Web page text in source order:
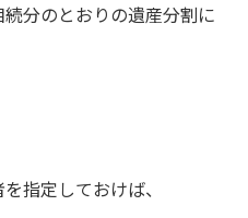
分のとおりの遺産分割に
指定しておけば、